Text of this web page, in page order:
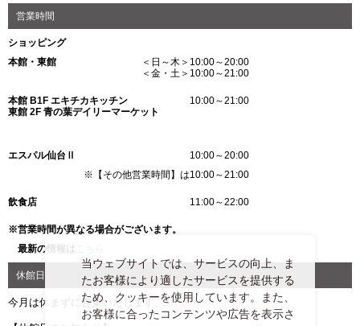
営業時間
ショッピング
本館・東館
＜日～木＞10:00～20:00
＜金・土＞10:00～21:00
本館 B1F エキチカキッチン
東館 2F 青の葉デイリーマーケット
10:00～21:00
エスパル仙台Ⅱ
10:00～20:00
※【その他営業時間】は10:00～21:00
飲食店 11:00～22:00
※営業時間が異なる場合がございます。
最新の情報は
休館日
今月は休まずに営業いたします。
当ウェブサイトでは、サービスの向上、ま
たお客様により適したサービスを提供する
ため、クッキーを使用しています。また、
お客様に合ったコンテンツや広告を表示さ